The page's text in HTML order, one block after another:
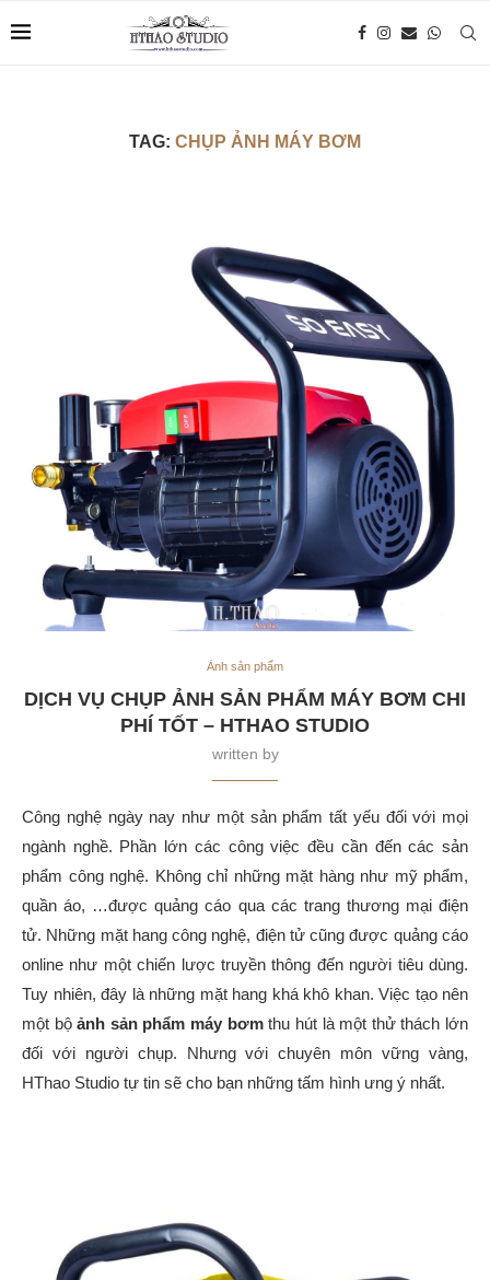
TAG: CHỤP ẢNH MÁY BƠM
Ảnh sản phẩm
DỊCH VỤ CHỤP ẢNH SẢN PHẨM MÁY BƠM CHI
PHÍ TỐT – HTHAO STUDIO
written by
Công nghệ ngày nay như một sản phẩm tất yếu đối với mọi
ngành nghề. Phần lớn các công việc đều cần đến các sản
phẩm công nghệ. Không chỉ những mặt hàng như mỹ phẩm,
quần áo, …được quảng cáo qua các trang thương mại điện
tử. Những mặt hang công nghệ, điện tử cũng được quảng cáo
online như một chiến lược truyền thông đến người tiêu dùng.
Tuy nhiên, đây là những mặt hang khá khô khan. Việc tạo nên
một bộảnh sản phẩm máy bơmthu hút là một thử thách lớn
đối với người chụp. Nhưng với chuyên môn vững vàng,
HThao Studio tự tin sẽ cho bạn những tấm hình ưng ý nhất.